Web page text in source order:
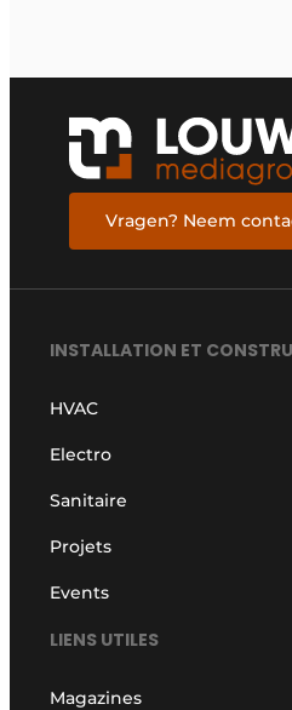
Vragen? Neem
INSTALLATION ET
HVAC
Electro
Sanitaire
Projets
Events
LIENS UTILES
Magazines